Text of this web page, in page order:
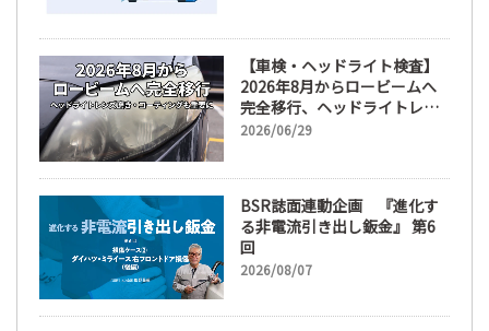
【車検・ヘッドライト検査】
2026年8月からロービームへ
完全移行、ヘッドライトレン
ズ磨き・コーティングも重要
2026/06/29
BSR誌面連動企画 『進化す
る非電流引き出し鈑金』 第6
回
2026/08/07